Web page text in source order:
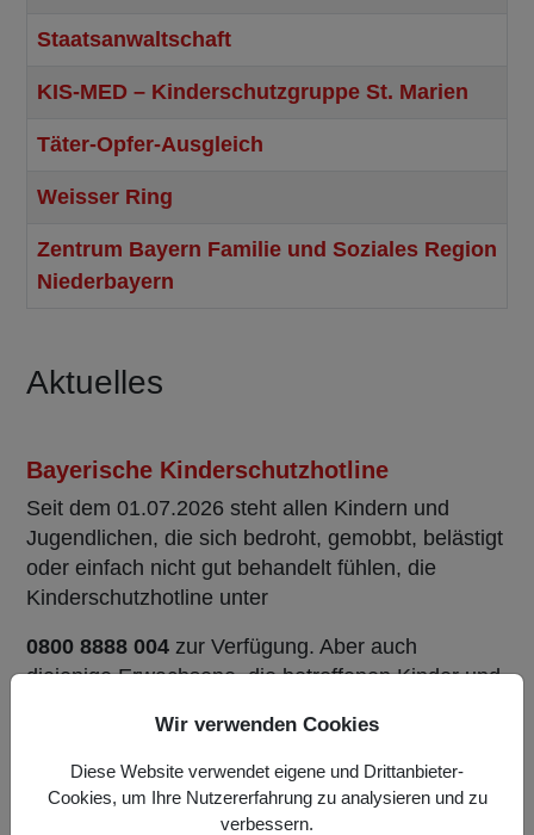
Staatsanwaltschaft
KIS-MED – Kinderschutzgruppe St. Marien
Täter-Opfer-Ausgleich
Weisser Ring
Zentrum Bayern Familie und Soziales Region
Niederbayern
Aktuelles
Bayerische Kinderschutzhotline
Seit dem 01.07.2026 steht allen Kindern und
Jugendlichen, die sich bedroht, gemobbt, belästigt
oder einfach nicht gut behandelt fühlen, die
Kinderschutzhotline unter
0800 8888 004 zur Verfügung. Aber auch
diejenige Erwachsene, die betroffenen Kinder und
Hotline melden.
Weitere Informationen finden Sie unter
www.kinderschutzhotline.bayern.de
Wir verwenden Cookies
Diese Website verwendet eigene und Drittanbieter-
Cookies, um Ihre Nutzererfahrung zu analysieren und zu
verbessern.